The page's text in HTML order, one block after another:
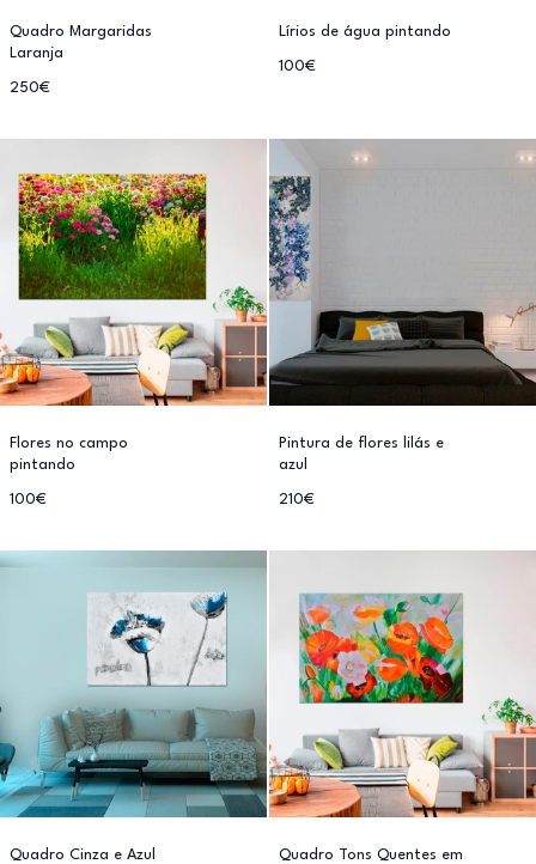
Quadro Margaridas
Laranja
250€
Lírios de água pintando
100€
Flores no campo
pintando
100€
Pintura de flores lilás e
azul
210€
Quadro Cinza e Azul
Quadro Tons Quentes em